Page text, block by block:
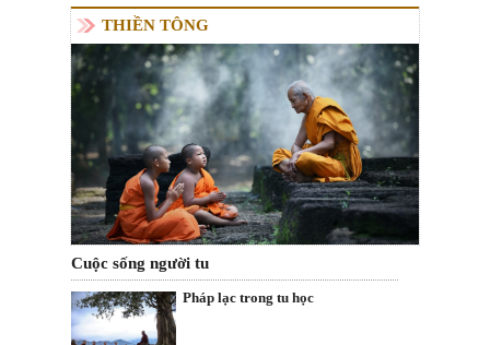
THIỀN TÔNG
Cuộc sống người tu
Pháp lạc trong tu học